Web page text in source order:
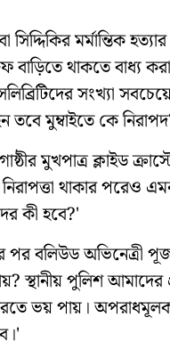
মর্মান্তিক
বাড়িতে থাকতে বাধ্য
সংখ্যা
হন তবে মুম্বাইতে কে
মুখপাত্র ক্লাইড
থাকার পরেও
কী হবে?'
পর বলিউড অভিনেত্রী
স্থানীয় পুলিশ
ভয় পায়।